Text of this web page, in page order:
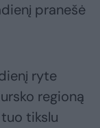
pranešė
ryte
regioną
tikslu